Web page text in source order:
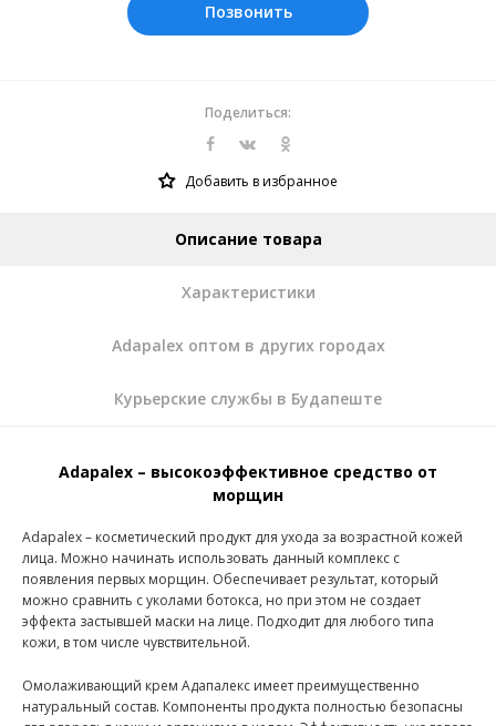
Позвонить
Поделиться:
Добавить в избранное
Описание товара
Характеристики
Adapalex оптом в других городах
Курьерские службы в Будапеште
Adapalex – высокоэффективное средство от
морщин
Adapalex – косметический продукт для ухода за возрастной кожей
лица. Можно начинать использовать данный комплекс с
появления первых морщин. Обеспечивает результат, который
можно сравнить с уколами ботокса, но при этом не создает
эффекта застывшей маски на лице. Подходит для любого типа
кожи, в том числе чувствительной.
Омолаживающий крем Адапалекс имеет преимущественно
натуральный состав. Компоненты продукта полностью безопасны